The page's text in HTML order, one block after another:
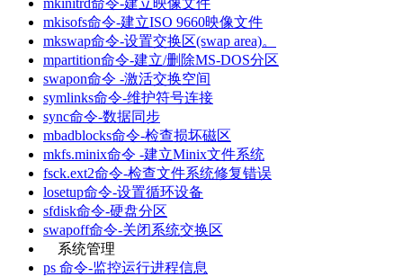
mkinitrd命令-建立映像文件
mkisofs命令-建立ISO 9660映像文件
mkswap命令-设置交换区(swap area)。
mpartition命令-建立/删除MS-DOS分区
swapon命令 -激活交换空间
symlinks命令-维护符号连接
sync命令-数据同步
mbadblocks命令-检查损坏磁区
mkfs.minix命令 -建立Minix文件系统
fsck.ext2命令-检查文件系统修复错误
losetup命令-设置循环设备
sfdisk命令-硬盘分区
swapoff命令-关闭系统交换区
系统管理
ps 命令-监控运行进程信息